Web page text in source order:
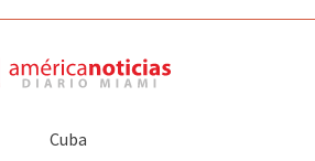
Cuba